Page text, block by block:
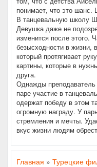
понимает, что это шанс.
В танцевальную школу
Девушка даже не
изменится после этого.
безысходности в жизни,
который протягивает
картины, которые в
друга.
Однажды
паре участие в
одержат победу в этом
огромную награду. У
стремления и мечты.
вкус жизни людям
Главная » Турецкие